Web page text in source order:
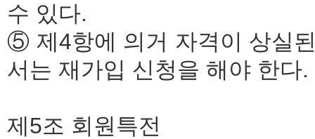
수 있다.
⑤ 제4항에 의거 자격이 상실
서는 재가입 신청을 해야 한다.
제5조 회원특전